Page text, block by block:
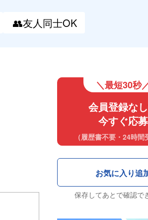
👥友人同士OK
＼最短30秒
会員登録な
今すぐ応募
（履歴書不要・24時間
保存してあとで確認で